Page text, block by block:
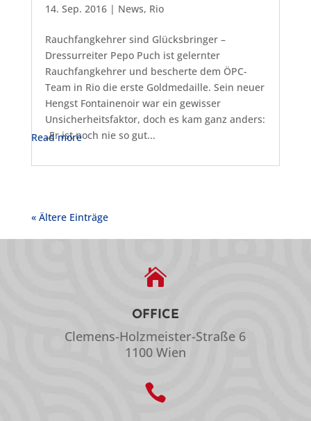
14. Sep. 2016| News, Rio
Rauchfangkehrer sind Glücksbringer –
Dressurreiter Pepo Puch ist gelernter
Rauchfangkehrer und bescherte dem ÖPC-
Team in Rio die erste Goldmedaille. Sein neuer
Hengst Fontainenoir war ein gewisser
Unsicherheitsfaktor, doch es kam ganz anders:
„Er ist noch nie so gut...
Read more
« Ältere Einträge

OFFICE
Clemens-Holzmeister-Straße 6
1100 Wien
